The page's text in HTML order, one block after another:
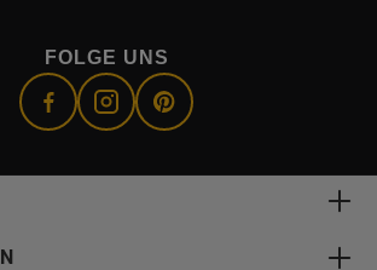
FOLGE UNS